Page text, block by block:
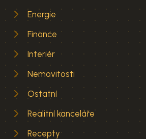
Energie
Finance
Interiér
Nemovitosti
Ostatní
Realitní kanceláře
Recepty